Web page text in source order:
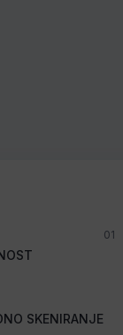
SKENIRANJE
01